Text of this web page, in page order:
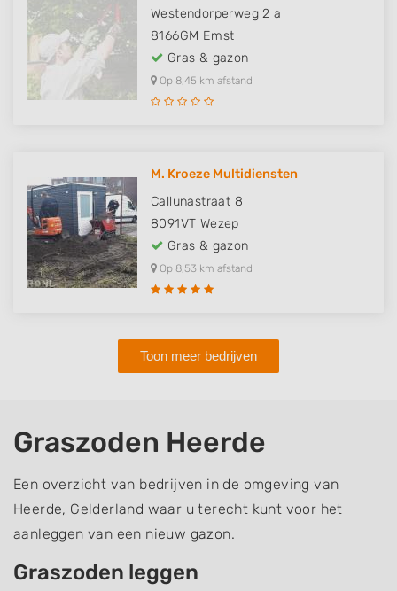
Westendorperweg 2 a
8166GM Emst
Gras & gazon
Op 8,45 km afstand
M. Kroeze Multidiensten
Callunastraat 8
8091VT Wezep
Gras & gazon
Op 8,53 km afstand
Toon meer bedrijven
Graszoden Heerde
Een overzicht van bedrijven in de omgeving van
Heerde, Gelderland waar u terecht kunt voor het
aanleggen van een nieuw gazon.
Graszoden leggen